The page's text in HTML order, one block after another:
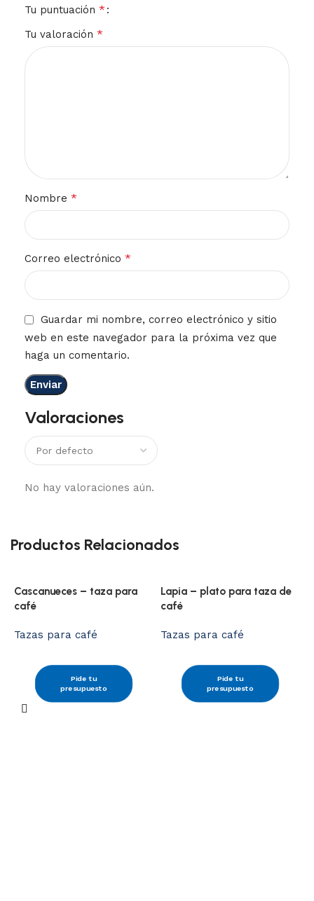
Valoraciones
No hay valoraciones aún.
Tu puntuación *
Tu valoración *
Nombre *
Correo electrónico *
Guardar mi nombre, correo electrónico y sitio
web en este navegador para la próxima vez que
haga un comentario.
Productos Relacionados
Cascanueces – taza para
café
Tazas para café
Pide tu
presupuesto
Lapia – plato para taza de
café
Tazas para café
Pide tu
presupuesto